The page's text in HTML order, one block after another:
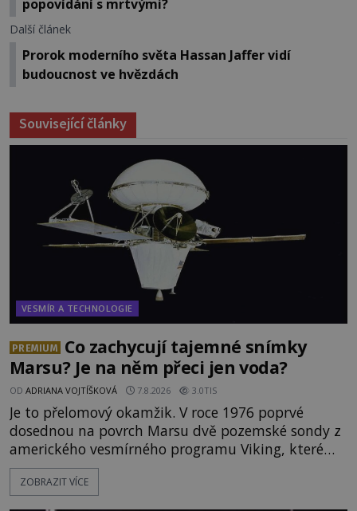
popovídání s mrtvými?
Další článek
Prorok moderního světa Hassan Jaffer vidí
budoucnost ve hvězdách
Související články
VESMÍR A TECHNOLOGIE
PREMIUM
Co zachycují tajemné snímky
Marsu? Je na něm přeci jen voda?
OD ADRIANA VOJTÍŠKOVÁ 7.8.2026 3.0TIS
Je to přelomový okamžik. V roce 1976 poprvé
dosednou na povrch Marsu dvě pozemské sondy z
amerického vesmírného programu Viking, které
jsou schopny pořídit fotografie záhadami
opředené rudé planety. Viking 1 zde zaznamená
ZOBRAZIT VÍCE